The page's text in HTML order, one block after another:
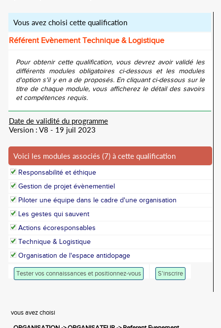
Vous avez choisi cette qualification
Référent Evènement Technique & Logistique
Pour obtenir cette qualification, vous devrez avoir validé les
différents modules obligatoires ci-dessous et les modules
d'option s'il y en a de proposés. En cliquant ci-dessous sur le
titre de chaque module, vous afficherez le détail des savoirs
et compétences requis.
Date de validité du programme
Version : V8 - 19 juil 2023
Voici les modules associés (7) à cette qualification
Responsabilité et éthique
Gestion de projet évènementiel
Piloter une équipe dans le cadre d'une organisation
Les gestes qui sauvent
Actions écoresponsables
Technique & Logistique
Organisation de l'espace antidopage
Tester vos connaissances et positionnez-vous S'inscrire
vous avez choisi